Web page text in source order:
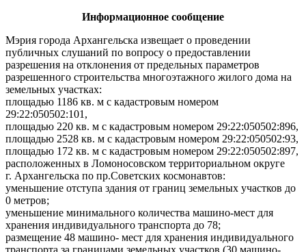
Информационное сообщение
Мэрия города Архангельска извещает о проведении
публичных слушаний по вопросу о предоставлении
разрешения на отклонения от предельных параметров
разрешенного строительства многоэтажного жилого дома на
земельных участках:
площадью 1186 кв. м с кадастровым номером
29:22:050502:101,
площадью 220 кв. м с кадастровым номером 29:22:050502:896,
площадью 2528 кв. м с кадастровым номером 29:22:050502:93,
площадью 172 кв. м с кадастровым номером 29:22:050502:897,
расположенных в Ломоносовском территориальном округе
г. Архангельска по пр.Советских космонавтов:
уменьшение отступа здания от границ земельных участков до
0 метров;
уменьшение минимального количества машино-мест для
хранения индивидуального транспорта до 78;
размещение 48 машино- мест для хранения индивидуального
транспорта за границами земельных участков (30 машино-